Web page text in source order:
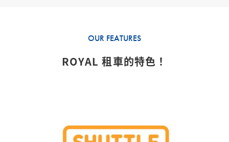
OUR FEATURES
ROYAL 租車的特色！